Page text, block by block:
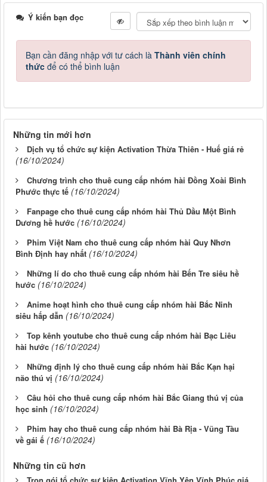
Ý kiến bạn đọc
Bạn cần đăng nhập với tư cách là Thành viên chính
thức để có thể bình luận
Những tin mới hơn
Dịch vụ tổ chức sự kiện Activation Thừa Thiên - Huế giá rẻ
(16/10/2024)
Chương trình cho thuê cung cấp nhóm hài Đồng Xoài Bình
Phước thực tế (16/10/2024)
Fanpage cho thuê cung cấp nhóm hài Thủ Dầu Một Bình
Dương hề hước (16/10/2024)
Phim Việt Nam cho thuê cung cấp nhóm hài Quy Nhơn
Bình Định hay nhất (16/10/2024)
Những lí do cho thuê cung cấp nhóm hài Bến Tre siêu hề
hước (16/10/2024)
Anime hoạt hình cho thuê cung cấp nhóm hài Bắc Ninh
siêu hấp dẫn (16/10/2024)
Top kênh youtube cho thuê cung cấp nhóm hài Bạc Liêu
hài hước (16/10/2024)
Những định lý cho thuê cung cấp nhóm hài Bắc Kạn hại
não thú vị (16/10/2024)
Câu hỏi cho thuê cung cấp nhóm hài Bắc Giang thú vị của
học sinh (16/10/2024)
Phim hay cho thuê cung cấp nhóm hài Bà Rịa - Vũng Tàu
về gái ế (16/10/2024)
Những tin cũ hơn